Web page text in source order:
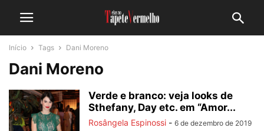
Início Tags Dani Moreno
Dani Moreno
Verde e branco: veja looks de
Sthefany, Day etc. em “Amor...
Rosângela Espinossi - 6 de dezembro de 2019